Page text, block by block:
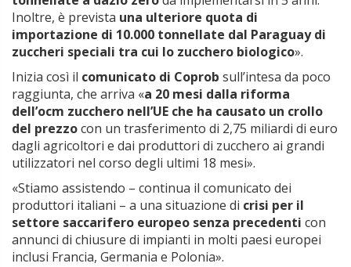
Inoltre, è prevista una ulteriore quota di
importazione di 10.000 tonnellate dal Paraguay di
zuccheri speciali tra cui lo zucchero biologico».
Inizia così il comunicato di Coprob sull’intesa da poco
raggiunta, che arriva «a 20 mesi dalla riforma
dell’ocm zucchero nell’UE che ha causato un crollo
del prezzocon un trasferimento di 2,75 miliardi di euro
dagli agricoltori e dai produttori di zucchero ai grandi
utilizzatori nel corso degli ultimi 18 mesi».
«Stiamo assistendo – continua il comunicato dei
produttori italiani – a una situazione di crisi per il
settore saccarifero europeo senza precedenti con
annunci di chiusure di impianti in molti paesi europei
inclusi Francia, Germania e Polonia».